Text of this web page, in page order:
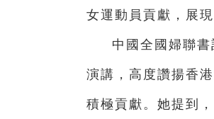
女運動員貢獻，展
中國全國婦聯
演講，高度讚揚香
積極貢獻。她提到